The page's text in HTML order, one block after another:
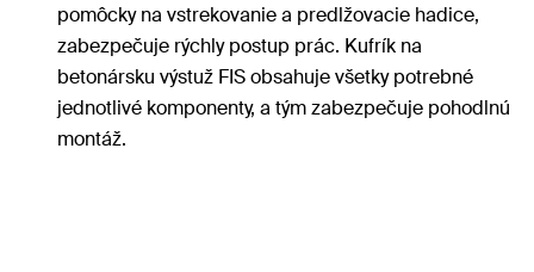
pomôcky na vstrekovanie a predlžovacie hadice,
zabezpečuje rýchly postup prác. Kufrík na
betonársku výstuž FIS obsahuje všetky potrebné
jednotlivé komponenty, a tým zabezpečuje pohodlnú
montáž.